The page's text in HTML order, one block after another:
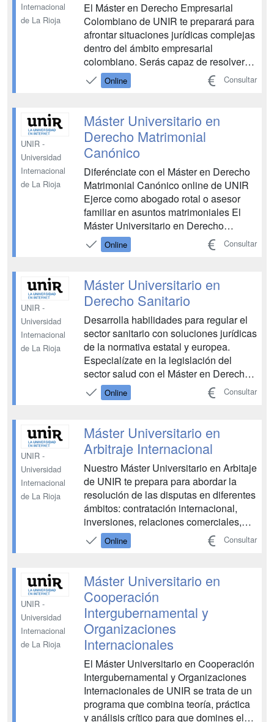
Internacional
de La Rioja
El Máster en Derecho Empresarial
Colombiano de UNIR te preparará para
afrontar situaciones jurídicas complejas
dentro del ámbito empresarial
colombiano. Serás capaz de resolver
problemas legales a los que se enfrenta
una compañía a través de soluciones
competencias en materia de derecho
civil, mercantil, in...
Online Consultar
UNIR -
Universidad
Internacional
de La Rioja
Máster Universitario en
Derecho Matrimonial
Canónico
Diferénciate con el Máster en Derecho
Matrimonial Canónico online de UNIR
Ejerce como abogado rotal o asesor
familiar en asuntos matrimoniales El
Máster Universitario en Derecho
Matrimonial Canónico de UNIR es un
programa online altamente
eminentemente jurídico, diseñado para
prepararte para la actuación real en
causa...
Online Consultar
UNIR -
Universidad
Internacional
de La Rioja
Máster Universitario en
Derecho Sanitario
Desarrolla habilidades para regular el
sector sanitario con soluciones jurídicas
de la normativa estatal y europea.
Especialízate en la legislación del
sector salud con el Máster en Derecho
Sanitario y accede a una de las ramas
con más crecimiento en el ámbito
avanzados y aplicables a la gestión y
regulación del s...
Online Consultar
UNIR -
Universidad
Internacional
de La Rioja
Máster Universitario en
Arbitraje Internacional
Nuestro Máster Universitario en Arbitaje
de UNIR te prepara para abordar la
resolución de las disputas en diferentes
ámbitos: contratación internacional,
inversiones, relaciones comerciales,
consumo, ámbito deportivo, entre otras,
ofreciendo una respuesta rápida y
Máster Universitario en Arbitraje
Internacional ...
Online Consultar
UNIR -
Universidad
Internacional
de La Rioja
Máster Universitario en
Cooperación
Intergubernamental y
Organizaciones
Internacionales
El Máster Universitario en Cooperación
Intergubernamental y Organizaciones
Internacionales de UNIR se trata de un
programa que combina teoría, práctica
y análisis crítico para que domines el